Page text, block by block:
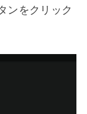
ンをクリック